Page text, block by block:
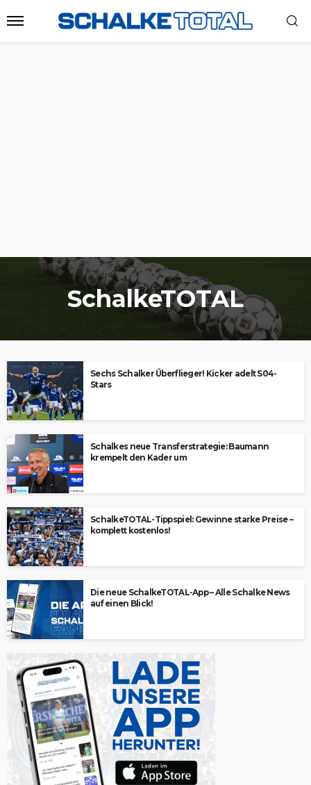
SchalkeTOTAL
Sechs Schalker Überflieger! Kicker adelt S04-
Stars
Schalkes neue Transferstrategie: Baumann
krempelt den Kader um
SchalkeTOTAL-Tippspiel: Gewinne starke Preise –
komplett kostenlos!
Die neue SchalkeTOTAL-App – Alle Schalke News
auf einen Blick!